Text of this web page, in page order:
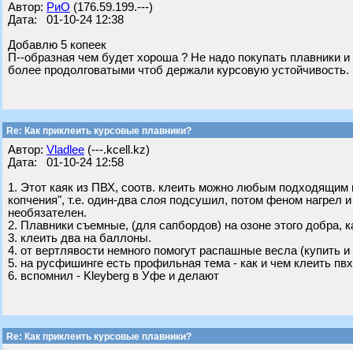
Автор: РиО (176.59.199.---)
Дата: 01-10-24 12:38
Добавлю 5 копеек
П--образная чем будет хороша ? Не надо покупать плавники
более продолговатыми чтоб держали курсовую
Re: Как приклеить курсовые плавники?
Автор: Vladlee (---.kcell.kz)
Дата: 01-10-24 12:58
1. Этот каяк из ПВХ, соотв. клеить можно любым подходящим
копчения", т.е. один-два слоя подсушил, потом феном нагрел
необязателен.
2. Плавники съемные, (для сапбордов) на озоне этого добра,
3. клеить два на баллоны.
4. от вертлявости немного помогут распашные весла (купить
5. на русфишинге есть профильная тема - как и чем клеить пвх
6. вспомнил - Kleyberg в Уфе и делают
Re: Как приклеить курсовые плавники?